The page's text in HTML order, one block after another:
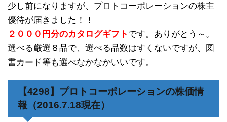
少し前になりますが、プロトコーポレーションの株主
優待が届きました！！
２０００円分のカタログギフト です。ありがとう～。
選べる厳選８品で、選べる品数はすくないですが、図
書カード等も選べなかなかいいです。
【4298】プロトコーポレーションの株価情
報（2016.7.18現在）